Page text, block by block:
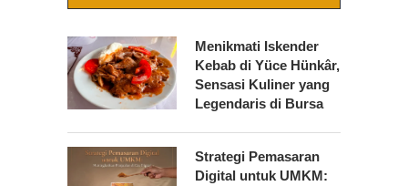
Menikmati Iskender
Kebab di Yüce Hünkâr,
Sensasi Kuliner yang
Legendaris di Bursa
Strategi Pemasaran
Digital untuk UMKM: